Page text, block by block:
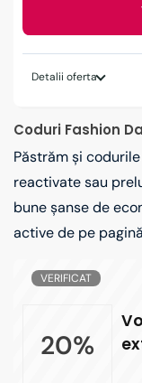
Detalii oferta
Coduri Fashion
Păstrăm și
reactivate sau
bune șanse de
active de pe
VERIFICAT
20%